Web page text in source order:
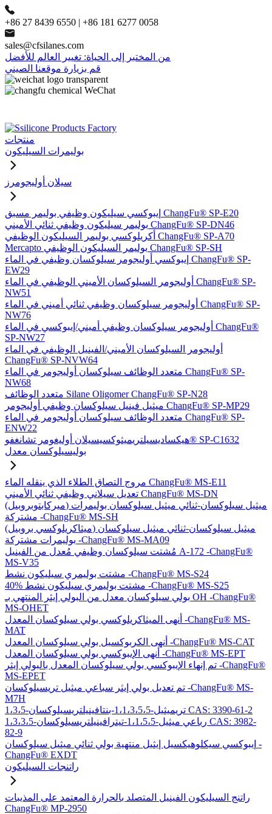
+86 27 8439 6550 | +86 181 6277 0058
sales@cfsilanes.com
من المختبر إلى الحياة: تغيير العالم للأفضل
قم بزيارة موقعنا الصيني
منتجات
بوليمرات السيليكون
سيلان أوليجومرز
إيبوكسي سيليكون وظيفي بوليمر مسبق ChangFu® SP-E20
بوليمر سيليكون وظيفي ثنائي الأميني ChangFu® SP-DN46
أكريلوكسي بوليمر السيليكون الوظيفي ChangFu® SP-A70
Mercapto بوليمر السيليكون الوظيفي ChangFu® SP-SH
إيبوكسي أوليجومر سيلوكسان وظيفي في الماء ChangFu® SP-
EW29
أوليجومر السيلوكسان الأميني الوظيفي في الماء ChangFu® SP-
NW51
أوليجومر سيلوكسان وظيفي ثنائي أميني في الماء ChangFu® SP-
NW76
أوليجومر سيلوكسان وظيفي أميني/إيبوكسي في الماء ChangFu®
SP-NW27
أوليجومر السيلوكسان الأميني/الفينيل الوظيفي في الماء
ChangFu® SP-NVW64
متعدد الوظائف سيلوكسان أوليجومر في الماء ChangFu® SP-
NW68
متعدد الوظائف Silane Oligomer ChangFu® SP-N28
ميثيل فينيل سيلوكسان وظيفي أوليجومر ChangFu® SP-MP29
متعدد الوظائف سيلوكسان أوليجومر في الماء ChangFu® SP-
ENW22
هيكساديسيلتريميثوكسيسيلان أوليغومر تشانغفو® SP-C1632
بوليسيلوكسان معدل
مروج التصاق الطلاء الذي ينقله الماء ChangFu® MS-E11
تعديل سيلاني وظيفي ثنائي الأميني ChangFu® MS-DN
(ميركابتوبروبيل) ميثيل سيلوكسان-ثنائي ميثيل سيلوكسان بوليمرات
مشتركة -ChangFu® MS-SH
(ميثاكريلوكسي بروبيل) ميثيل سيلوكسان-ثنائي ميثيل سيلوكسان
بوليمرات مشتركة -ChangFu® MS-MA09
مُشتت سيلوكسان وظيفي مُعدل من الفينيل A-172 -ChangFu®
MS-V35
مشتت بوليمري سيليكون نشط -ChangFu® MS-S24
40% مشتت بوليمري سيليكون نشط -ChangFu® MS-S25
بولي سيلوكسان معدل من البولي إيثر المنتهي بـ OH -ChangFu®
MS-OHET
أنهى الميثاكريلوكسي بولي سيلوكسان المعدل -ChangFu® MS-
MAT
أنهى الكربوكسيل بولي سيلوكسان المعدل -ChangFu® MS-CAT
أنهى الإيبوكسي بولي سيلوكسان المعدل -ChangFu® MS-EPT
تم إنهاء الإيبوكسي بولي سيلوكسان المعدل بالبولي إيثر -ChangFu®
MS-EPET
تم تعديل بولي إيثر سباعي ميثيل تريسيلوكسان -ChangFu® MS-
M7H
1،3،5-تريميثيل-1،1،3،5،5-بنتافينيلتريسيلوكسان CAS: 3390-61-2
1،3،3،5-رباعي ميثيل-1،1،5،5-تيترافينيلتريسيلوكسان CAS: 3982-
82-9
إيبوكسي سيكلوهيكسيل إيثيل منتهية بولي ثنائي ميثيل سيلوكسان -
ChangFu® EXDT
راتنجات السيليكون
راتنج السيليكون الفينيل المتصلد بالحرارة المعتمد على المذيبات
ChangFu® MP-2950